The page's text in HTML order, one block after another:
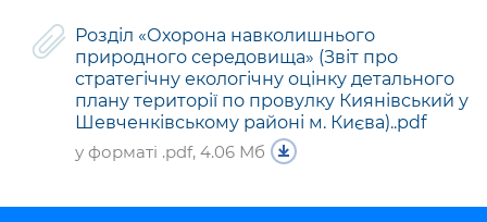
Розділ «Охорона навколишнього
природного середовища» (Звіт про
стратегічну екологічну оцінку детального
плану території по провулку Киянівський у
Шевченківському районі м. Києва)..pdf
у форматі .pdf, 4.06 Мб